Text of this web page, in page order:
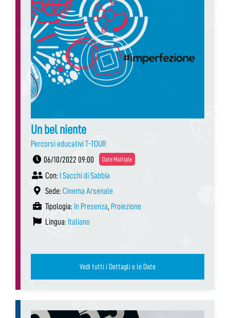
Un bel niente
Percorsi educativi T-TOUR
06/10/2022 09:00
Date Multiple
Con: I Sacchi di Sabbia
Sede: Cinema Arsenale
Tipologia: In Presenza, Proiezione
Lingua: Italiano
Vedi tutti i Dettagli e le Date